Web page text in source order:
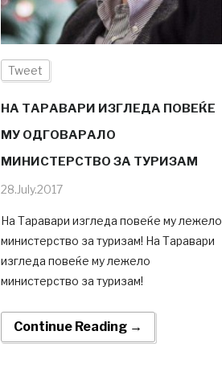
Tweet
НА ТАРАВАРИ ИЗГЛЕДА ПОВЕЌЕ
МУ ОДГОВАРАЛО
МИНИСТЕРСТВО ЗА ТУРИЗАМ
28.July.2017
На Таравари изгледа повеќе му лежело
министерство за туризам! На Таравари
изгледа повеќе му лежело
министерство за туризам!
Continue Reading →